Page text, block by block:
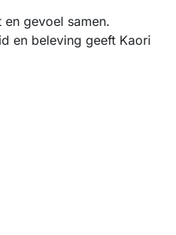
gevoel samen.
en beleving geeft Kaori